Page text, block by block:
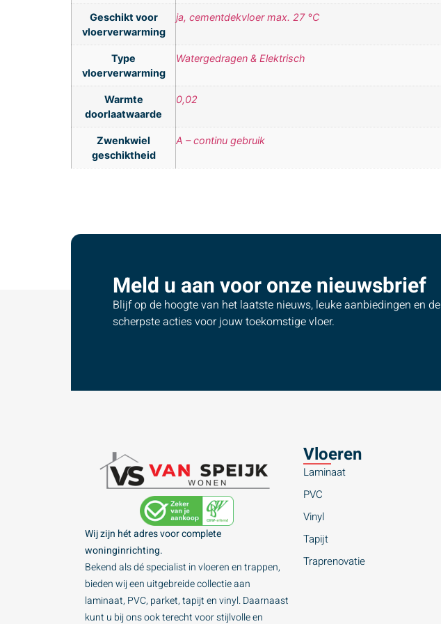
Geschikt voor
vloerverwarming
ja, cementdekvloer max. 27 °C
Type
vloerverwarming
Watergedragen & Elektrisch
Warmte
doorlaatwaarde
0,02
Zwenkwiel
geschiktheid
A – continu gebruik
Meld u aan voor onze nieuwsbrief
Blijf op de hoogte van het laatste nieuws, leuke aanbiedingen en de
scherpste acties voor jouw toekomstige vloer.
Wij zijn hét adres voor complete
woninginrichting.
Bekend als dé specialist in vloeren en trappen,
bieden wij een uitgebreide collectie aan
laminaat, PVC, parket, tapijt en vinyl. Daarnaast
kunt u bij ons ook terecht voor stijlvolle en
Vloeren
Laminaat
PVC
Vinyl
Tapijt
Traprenovatie